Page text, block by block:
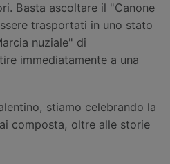
Basta ascoltare il "Canone
trasportati in uno stato
nuziale" di
immediatamente a una
stiamo celebrando la
composta, oltre alle storie